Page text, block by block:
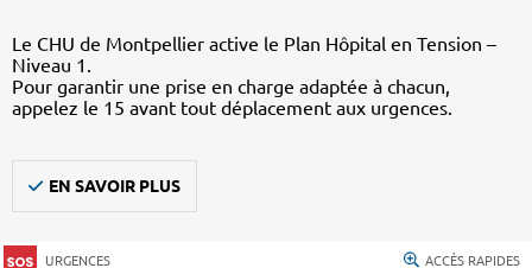
Le CHU de Montpellier active le Plan Hôpital en Tension –
Niveau 1.
Pour garantir une prise en charge adaptée à chacun,
appelez le 15 avant tout déplacement aux urgences.
EN SAVOIR PLUS
URGENCES ACCÈS RAPIDES